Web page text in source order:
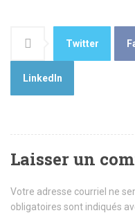
Twitter
LinkedIn
Laisser un
Votre adresse courriel ne
obligatoires sont indiqués